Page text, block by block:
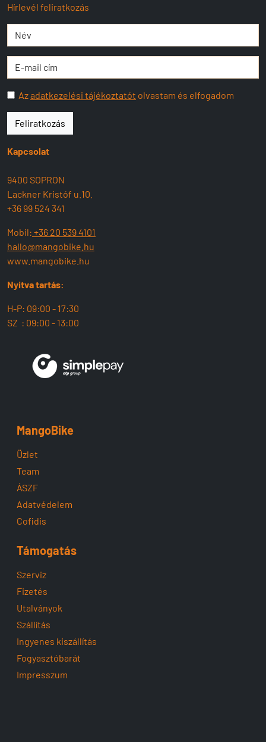
Hírlevél feliratkozás
Azadatkezelési tájékoztatót olvastam és elfogadom
Feliratkozás
Kapcsolat
9400 SOPRON
Lackner Kristóf u.10.
+36 99 524 341
Mobil: +36 20 539 4101
hallo@mangobike.hu
www.mangobike.hu
Nyitva tartás:
H-P: 09:00 - 17:30
SZ : 09:00 - 13:00
MangoBike
Üzlet
Team
ÁSZF
Adatvédelem
Cofidis
Támogatás
Szerviz
Fizetés
Utalványok
Szállítás
Ingyenes kiszállítás
Fogyasztóbarát
Impresszum